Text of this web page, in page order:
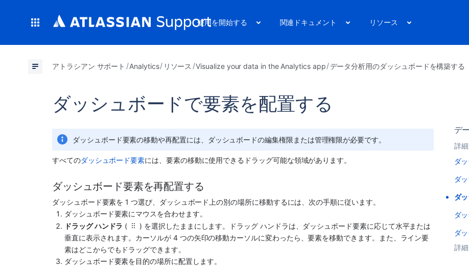
使用を開始する 関連ドキュメント リソース
アトラシアン サポート Analytics リソース Visualize your data in the Analytics app データ分析用のダッシュボードを構築する
ダッシュボードで要素を配置する
ダッシュボード要素の移動や再配置には、ダッシュボードの編集権限または管理権限が必要です。
すべてのダッシュボード要素には、要素の移動に使用できるドラッグ可能な領域があります。
ダッシュボード要素を再配置する
ダッシュボード要素を 1 つ選び、ダッシュボード上の別の場所に移動するには、次の手順に従います。
ダッシュボード要素にマウスを合わせます。
ドラッグ ハンドラ (
) を選択したままにします。ドラッグ ハンドラは、ダッシュボード要素に応じて水平または
垂直に表示されます。カーソルが 4 つの矢印の移動カーソルに変わったら、要素を移動できます。また、ライン要
素はどこからでもドラッグできます。
ダッシュボード要素を目的の場所に配置します。
デ
詳
ダ
ダ
ダ
ダ
ダ
詳